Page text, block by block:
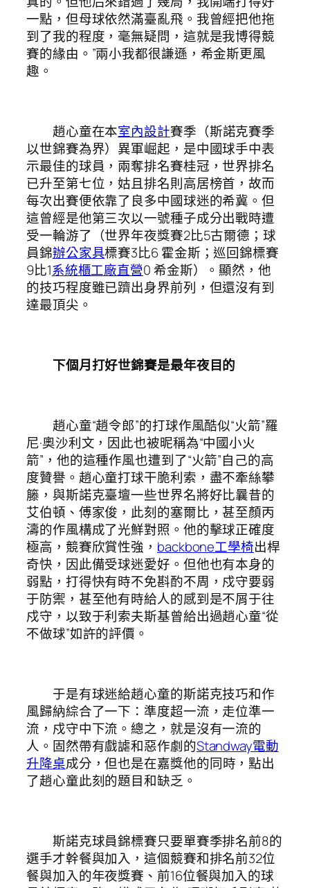
一點，但母球依然滿臺亂飛。我曾經把他拖
到了我的程度，毫無疑問，這就是我博得競
賽的緣由。”兩小我都很謙遜，希金斯更風
趣。
趙心童在本室內設計賽季（斯諾克賽季
以世錦賽為界）異軍崛起，是中國球手中表
示最佳的球員，兩奪排名賽桂冠，世界排名
已升至第七位，姑且排名則高居榜首，故而
每次出賽便依靠了良多中國球迷的希冀。但
這曾經是他第三次以一號種子成分出戰時遭
受一輪游了（世界年夜獎賽2比5古爾德；球
員錦辦公家具標賽3比6 霍金斯；巡回錦標賽
9比1系統櫃工廠直營0 希金斯）。顯然，他
的技巧程度雖已躋出身界前列，但還沒有到
達最頂尖。
下個月打好世錦賽是最年夜目的
趙心童“趙令郎”的打球作風酷似“火箭”羅
尼·奧沙利文，因此也被昵稱為“中國小火
箭”，他的這種作風也遭到了“火箭”自己的高
度贊譽。趙心童打球干脆利索，盡不牽絲攀
籐，與斯諾克臺壇一些世界名將好比曩昔的
艾伯頓、傅家俊，此刻的塞爾比，甚至顏丙
濤的作風構成了光鮮對照。他的擊球正確度
極高，競賽欣賞性強， backbone工學椅出桿
奇快，因此備受球迷愛好。但他也有本身的
弱點，打得快有時不免斟酌不周，戍守要弱
于防禦，甚至他有時給人的感到是不屑于往
戍守，以致于利索夫斯基曾給出過趙心童“從
不做球”如許的評價。
于是有球迷給趙心童的斯諾克技巧和作
風歸納綜合了一下：準度超一流，走位準一
流，戍守中下流。總之，就是沒有一流的
人。固然帶有戲謔和惡作劇的Standway電動
升降桌成分，但也是在嘉獎他的同時，點出
了趙心童此刻的題目和缺乏。
斯諾克球員錦標賽只要單賽季排名前8的
選手才幹餐與加入，這個競賽和排名前32位
餐與加入的年夜獎賽、前16位餐與加入的球